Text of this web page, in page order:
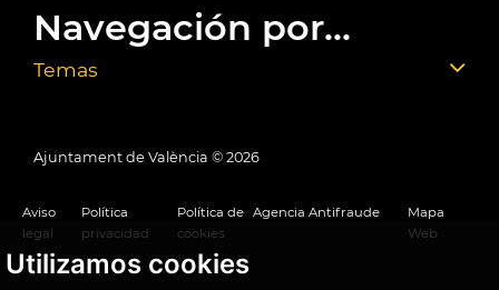
Utilizamos cookies
Navegación por...
Temas
Ajuntament de València © 2026
Aviso
legal
Política
privacidad
Política de
cookies
Agencia Antifraude
Mapa
Web